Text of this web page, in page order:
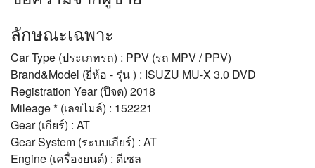
ลักษณะเฉพาะ
Car Type (ประเภทรถ) : PPV (รถ MPV / PPV)
Brand&Model (ยี่ห้อ - รุ่น ) : ISUZU MU-X 3.0 DVD
Registration Year (ปีจด) 2018
Mileage * (เลขไมล์) : 152221
Gear (เกียร์) : AT
Gear System (ระบบเกียร์) : AT
Engine (เครื่องยนต์) : ดีเซล